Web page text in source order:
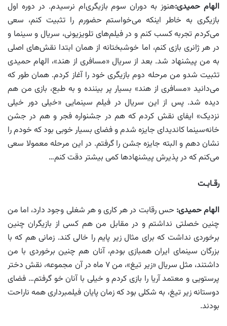
الهام حمیدی:هنوز به دوران سوم بازیگری‌ام نرسیدم. در دوره اول
بازیگری به خاطر اینکه می‌خواستم حضورم را تثبیت کنم، سعی
می‌کردم تجربه کسب کنم و در فیلم‌های تلویزیونی، سریال و سینما و
در هر ژانری بازی کنم، اما خوشبختانه از همان ابتدا نقش‌های اصلی
به من پیشنهاد شد. بعد از سریال «مسافری از هند»، الهام حمیدی
تثبیت شدو من مرحله دوم بازیگری خود را آغاز کردم. همان طور که
می‌دانید «مسافری از هند» بسیار پر بیننده و به طبع، بازی من هم
دیده شد. پس از این سریال در فیلم سینمایی «خیلی دور خیلی
نزدیک» ایفای نقش کردم که هم در جشنواره فجر و هم در جشن
خانه‌سینما کاندیدای جایزه شدم و فضای بسیار خوبی بود که خودم را
نشان دهم و البته جایزه جشن را گرفتم. در این مرحله معمولا سعی
می‌‌کنم که در پذیرش پیشنهادها کمی بیشتر دقت کنم…
رقـابـت
الهام حمیدی: حس رقابت در هر کاری و هر شغلی وجود دارد، اما من
چنین خصلتی نداشتم و در مقابل من هم کسی از بازیگران چنین
برخوردی نداشت که برای مثال زیر پایم را خالی کند. زمانی هم که با
بزرگان سینمای ایران همبازی بودم، آنان هم چنین برخوردی با من
داشتند، مثل سریال «زیر تیغ»، من ۷ ماه در آن مجموعه، نقش دختر
پرستویی و معتمد آریا را بازی کردم و خیلی با آنان خو گرفتم… فضای
دوستانه زیر تیغ، به شکلی بود که زمان پایان فیلمبرداری همه ناراحت
بودند.